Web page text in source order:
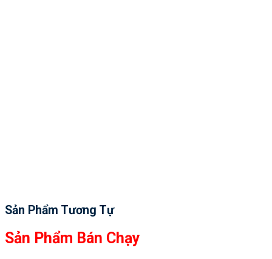
Sản Phẩm Tương Tự
Sản Phẩm Bán Chạy